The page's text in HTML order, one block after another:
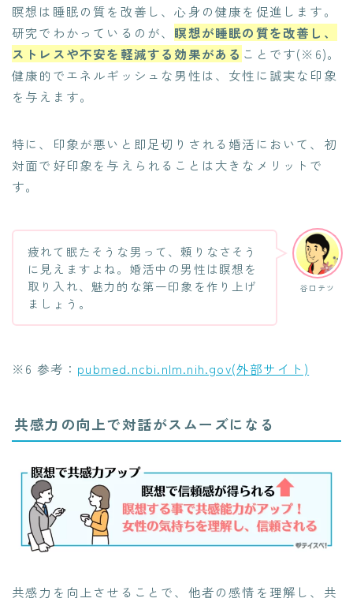
瞑想は睡眠の質を改善し、心身の健康を促進します。
研究でわかっているのが、 瞑想が睡眠の質を改善し、
ストレスや不安を軽減する効果がある ことです(※6)。
健康的でエネルギッシュな男性は、女性に誠実な印象
を与えます。
特に、印象が悪いと即足切りされる婚活において、初
対面で好印象を与えられることは大きなメリットで
す。
谷口テツ
疲れて眠たそうな男って、頼りなさそう
に見えますよね。婚活中の男性は瞑想を
取り入れ、魅力的な第一印象を作り上げ
ましょう。
※6 参考： pubmed.ncbi.nlm.nih.gov(外部サイト)
共感力の向上で対話がスムーズになる
共感力を向上させることで、他者の感情を理解し、共